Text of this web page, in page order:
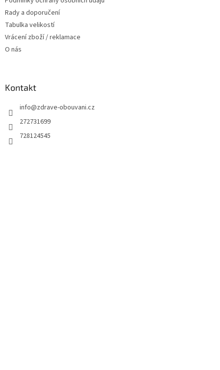
Rady a doporučení
Tabulka velikostí
Vrácení zboží / reklamace
O nás
Kontakt
info@zdrave-obouvani.cz
272731699
728124545